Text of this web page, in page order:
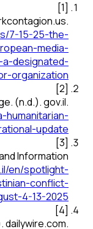
[
1
]
.
7-15-25-the-
media-
designated-
organization/
[
2
]
. (n.d.).gov.il.
humanitarian-
update
[
3
]
Information
en/spotlight-
conflict-
4-13-2025/
[
4
]
dailywire.com.